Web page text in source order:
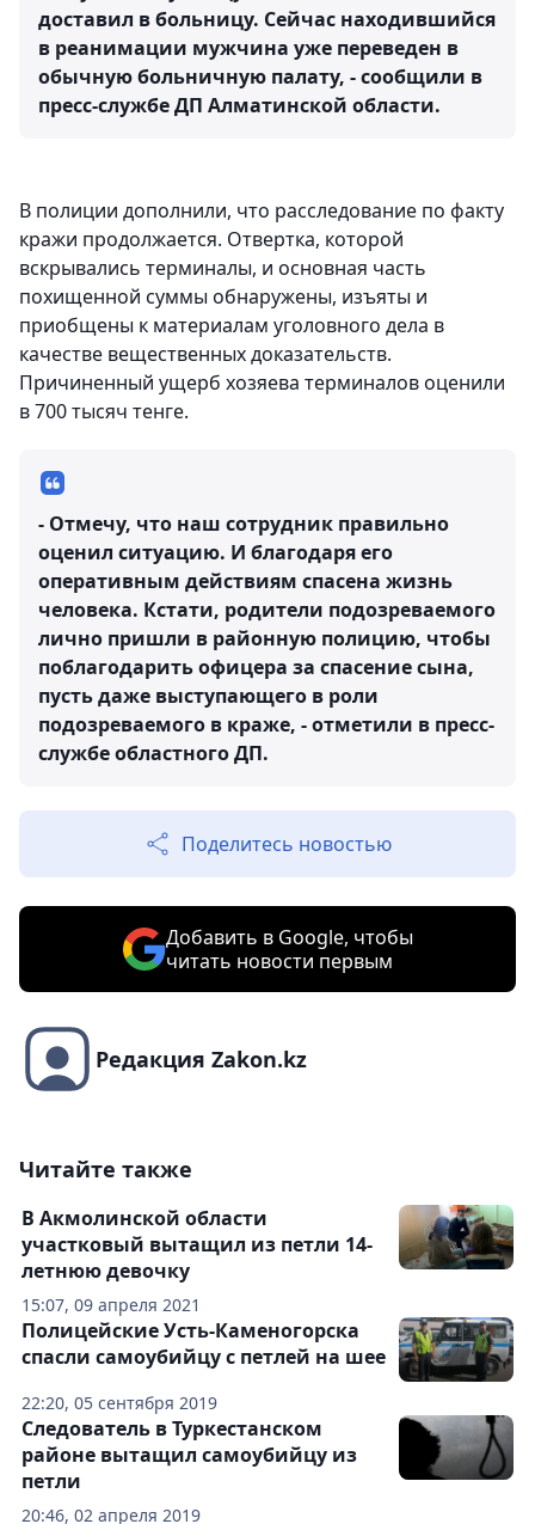
доставил в больницу. Сейчас находившийся
в реанимации мужчина уже переведен в
обычную больничную палату, - сообщили в
пресс-службе ДП Алматинской области.
В полиции дополнили, что расследование по факту
кражи продолжается. Отвертка, которой
вскрывались терминалы, и основная часть
похищенной суммы обнаружены, изъяты и
приобщены к материалам уголовного дела в
качестве вещественных доказательств.
Причиненный ущерб хозяева терминалов оценили
в 700 тысяч тенге.
- Отмечу, что наш сотрудник правильно
оценил ситуацию. И благодаря его
оперативным действиям спасена жизнь
человека. Кстати, родители подозреваемого
лично пришли в районную полицию, чтобы
поблагодарить офицера за спасение сына,
пусть даже выступающего в роли
подозреваемого в краже, - отметили в пресс-
службе областного ДП.
Поделитесь новостью
Добавить в Google, чтобы
читать новости первым
Редакция Zakon.kz
Читайте также
15:07, 09 апреля 2021
В Акмолинской области
участковый вытащил из петли 14-
летнюю девочку
22:20, 05 сентября 2019
Полицейские Усть-Каменогорска
спасли самоубийцу с петлей на шее
20:46, 02 апреля 2019
Следователь в Туркестанском
районе вытащил самоубийцу из
петли